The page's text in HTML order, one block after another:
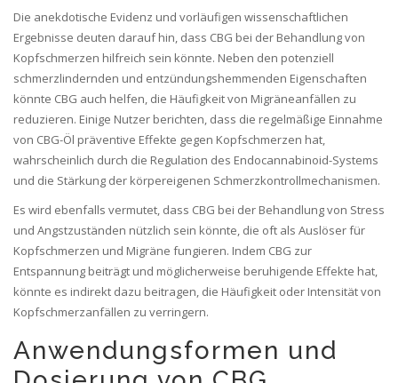
Die anekdotische Evidenz und vorläufigen wissenschaftlichen
Ergebnisse deuten darauf hin, dass CBG bei der Behandlung von
Kopfschmerzen hilfreich sein könnte. Neben den potenziell
schmerzlindernden und entzündungshemmenden Eigenschaften
könnte CBG auch helfen, die Häufigkeit von Migräneanfällen zu
reduzieren. Einige Nutzer berichten, dass die regelmäßige Einnahme
von CBG-Öl präventive Effekte gegen Kopfschmerzen hat,
wahrscheinlich durch die Regulation des Endocannabinoid-Systems
und die Stärkung der körpereigenen Schmerzkontrollmechanismen.
Es wird ebenfalls vermutet, dass CBG bei der Behandlung von Stress
und Angstzuständen nützlich sein könnte, die oft als Auslöser für
Kopfschmerzen und Migräne fungieren. Indem CBG zur
Entspannung beiträgt und möglicherweise beruhigende Effekte hat,
könnte es indirekt dazu beitragen, die Häufigkeit oder Intensität von
Kopfschmerzanfällen zu verringern.
Anwendungsformen und